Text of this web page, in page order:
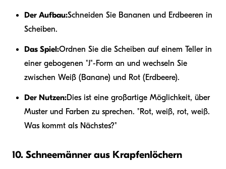
Der Aufbau:Schneiden Sie Bananen und Erdbeeren in
Scheiben.
Das Spiel:Ordnen Sie die Scheiben auf einem Teller in
einer gebogenen "J"-Form an und wechseln Sie
zwischen Weiß (Banane) und Rot (Erdbeere).
Der Nutzen:Dies ist eine großartige Möglichkeit, über
Muster und Farben zu sprechen. "Rot, weiß, rot, weiß.
Was kommt als Nächstes?"
10. Schneemänner aus Krapfenlöchern